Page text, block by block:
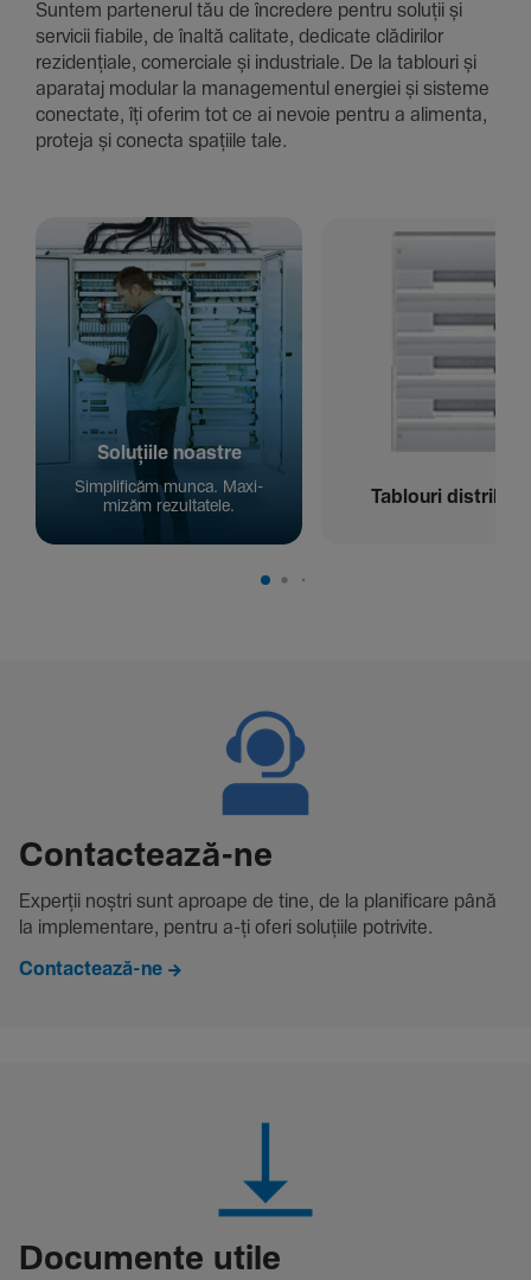
Suntem parte­nerul tău de încre­dere pentru soluții și
servicii fiabile, de înaltă cali­tate, dedi­cate clădi­rilor
rezi­den­țiale, comer­ciale și indus­triale. De la tablouri și
aparataj modular la managementul energiei și sisteme
conec­tate, îți oferim tot ce ai nevoie pentru a alimenta,
proteja și conecta spațiile tale.
Solu­țiile noastre
Simpli­ficăm munca. Maxi­
mizăm rezul­ta­tele.
Tablouri
Contac­tează-ne
Experții noștri sunt aproape de tine, de la plani­fi­care până
la imple­men­tare, pentru a-ți oferi solu­țiile potri­vite.
Contactează-ne
Docu­mente utile